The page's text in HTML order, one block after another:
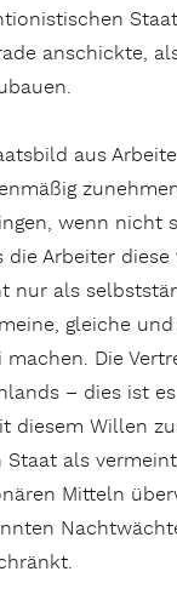
anschickte,
aus
wenn nicht
Arbeiter
nur als
gleiche
Die
– dies ist
diesem Willen
als
Mitteln